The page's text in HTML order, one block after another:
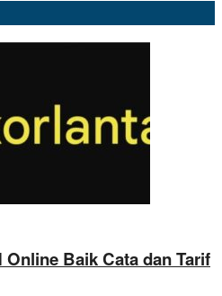
Online Baik Cata dan Tarif